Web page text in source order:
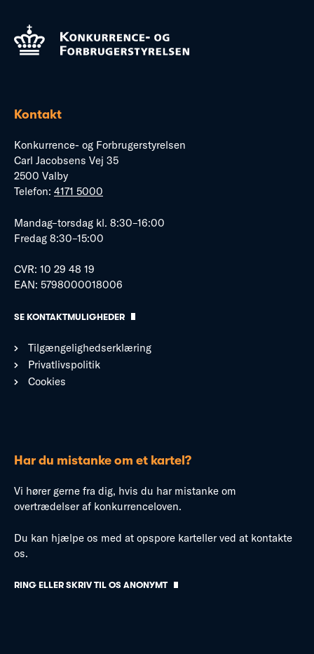
Kontakt
Konkurrence- og Forbrugerstyrelsen
Carl Jacobsens Vej 35
2500 Valby
Telefon: 4171 5000
Mandag–torsdag kl. 8:30–16:00
Fredag 8:30–15:00
CVR: 10 29 48 19
EAN: 5798000018006
SE KONTAKTMULIGHEDER
Tilgængelighedserklæring
Privatlivspolitik
Cookies
Har du mistanke om et kartel?
Vi hører gerne fra dig, hvis du har mistanke om
overtrædelser af konkurrenceloven.
Du kan hjælpe os med at opspore karteller ved at kontakte
os.
RING ELLER SKRIV TIL OS ANONYMT